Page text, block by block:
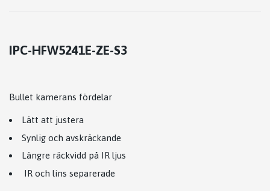
IPC-HFW5241E-ZE-S3
Bullet kamerans fördelar
Lätt att justera
Synlig och avskräckande
Längre räckvidd på IR ljus
IR och lins separerade